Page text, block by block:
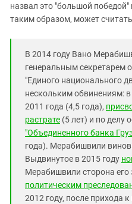
назвал это "большой
таким образом, может
В 2014 году Вано
генеральным секретарем
"Единого национального
нескольким обвинениям: в
2011 года (4,5 года),
растрате (5 лет) и по делу
"Объединенного банка
года). Мерабишвили
Выдвинутое в 2015 году
Мерабишвили сторона
политическим
2012 году, после прихода к